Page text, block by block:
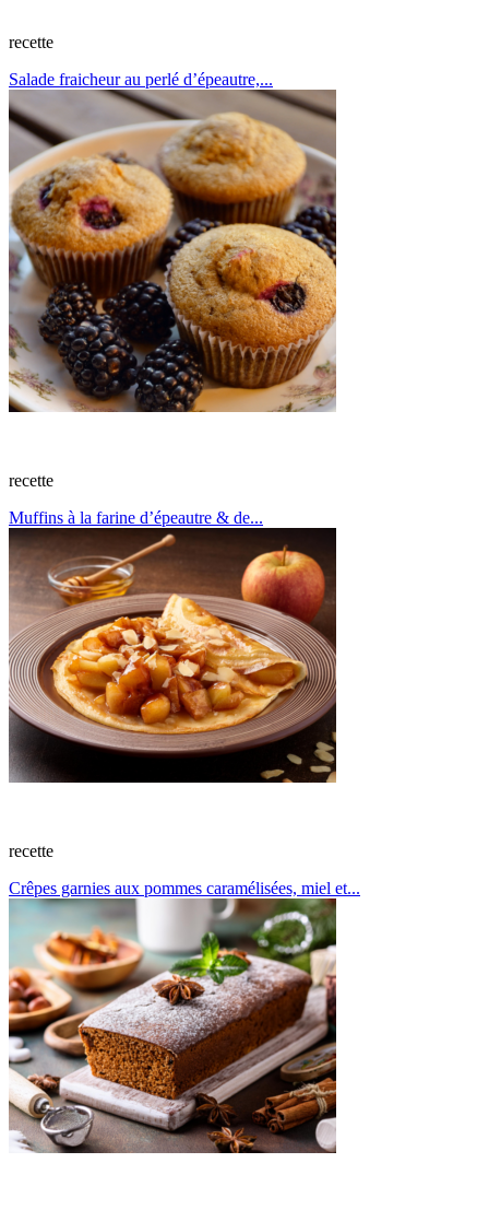
recette
Salade fraicheur au perlé d’épeautre,...
recette
Muffins à la farine d’épeautre & de...
recette
Crêpes garnies aux pommes caramélisées, miel et...